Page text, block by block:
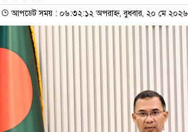
আপডেট সময় : ০৬:৩২:১২ অপরাহ্ন, বুধবার, ২০ মে ২০২৬